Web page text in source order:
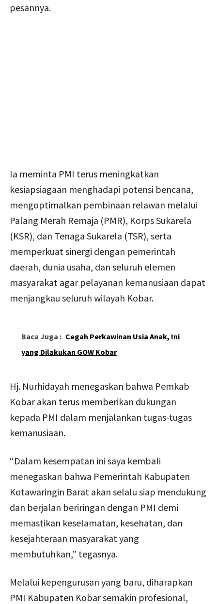
pesannya.
Ia meminta PMI terus meningkatkan
kesiapsiagaan menghadapi potensi bencana,
mengoptimalkan pembinaan relawan melalui
Palang Merah Remaja (PMR), Korps Sukarela
(KSR), dan Tenaga Sukarela (TSR), serta
memperkuat sinergi dengan pemerintah
daerah, dunia usaha, dan seluruh elemen
masyarakat agar pelayanan kemanusiaan dapat
menjangkau seluruh wilayah Kobar.
Baca Juga : Cegah Perkawinan Usia Anak, Ini
yang Dilakukan GOW Kobar
Hj. Nurhidayah menegaskan bahwa Pemkab
Kobar akan terus memberikan dukungan
kepada PMI dalam menjalankan tugas-tugas
kemanusiaan.
“Dalam kesempatan ini saya kembali
menegaskan bahwa Pemerintah Kabupaten
Kotawaringin Barat akan selalu siap mendukung
dan berjalan beriringan dengan PMI demi
memastikan keselamatan, kesehatan, dan
kesejahteraan masyarakat yang
membutuhkan,” tegasnya.
Melalui kepengurusan yang baru, diharapkan
PMI Kabupaten Kobar semakin profesional,